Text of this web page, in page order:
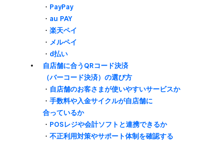
・ PayPay
・ au PAY
・ 楽天ペイ
・ メルペイ
・ d払い
自店舗に​合う​QRコード決済​
（バーコード決済）の​選び方
・ ​自店舗の​お客さまが​使いやすい​サービスか
・ 手数料や​入金サイクルが​自店舗に​
合っているか
・ POSレジや​会計ソフトと​連携できるか
・ ​不正利用​対策や​サポート体制を​確認する